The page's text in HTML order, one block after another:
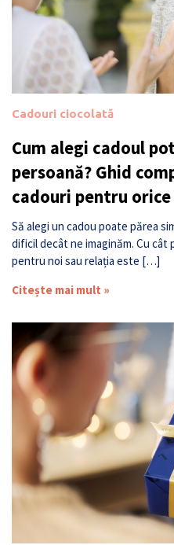
Cadouri ciocolată
Cum alegi cadoul
persoană? Ghid
cadouri pentru
Să alegi un cadou poate părea
dificil decât ne imaginăm. Cu
pentru noi sau relația este […]
Citește mai mult »